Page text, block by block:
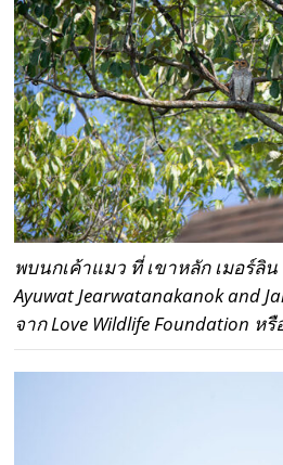
พบนกเค้าแมว ที่ เขาหลัก เมอร์ลิ
Ayuwat Jearwatanakanok and
จาก Love Wildlife Foundation ห